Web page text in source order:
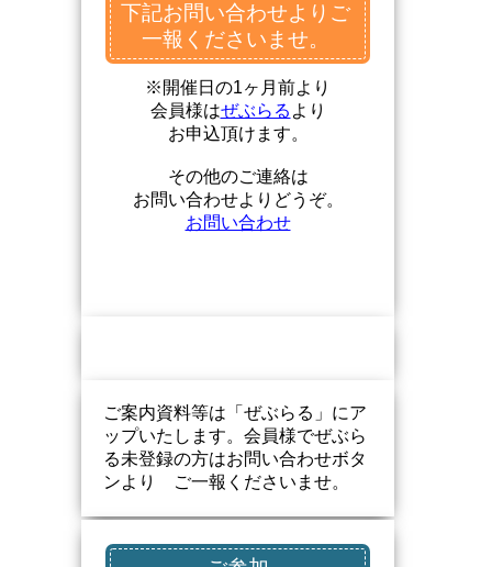
下記お問い合わせよりご
一報くださいませ。
※開催日の1ヶ月前より
会員様はぜぶらる より
お申込頂けます。
その他のご連絡は
お問い合わせよりどうぞ。
お問い合わせ
ご案内資料等は「ぜぶらる」にア
ップいたします。会員様でぜぶら
る未登録の方はお問い合わせボタ
ンより ご一報くださいませ。